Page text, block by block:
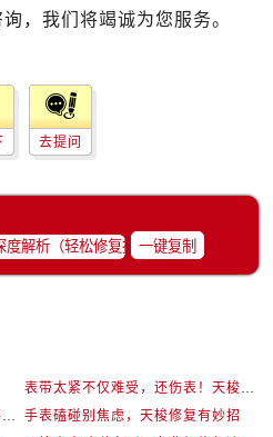
，我们将竭诚为您服务。
去提问
一键复制
表带太紧不仅难受，还伤表！天梭佩戴优化技巧
天梭表盘也能擦？小心这几点才不伤机芯
手表磕碰别焦虑，天梭修复有妙招